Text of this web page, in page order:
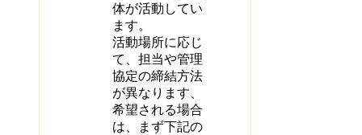
体が活動してい
ます。
活動場所に応じ
て、担当や管理
協定の締結方法
が異なります、
希望される場合
は、まず下記の